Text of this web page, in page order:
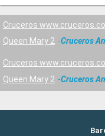
Cruceros
Queen Mary 2
Cruceros
Cruceros
Queen Mary 2
Cruceros